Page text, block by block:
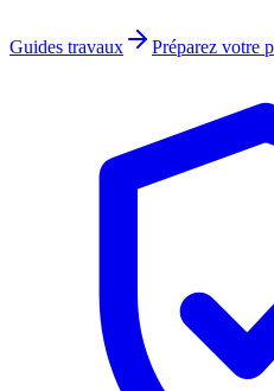
Guides travaux Préparez votre